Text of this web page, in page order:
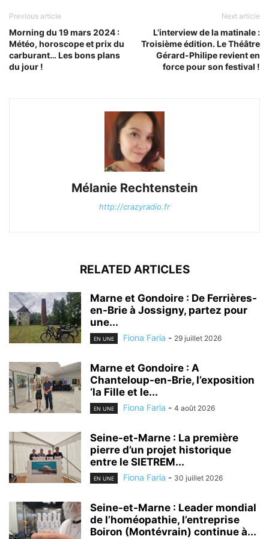
Previous article
Morning du 19 mars 2024 :
Météo, horoscope et prix du
carburant… Les bons plans
du jour !
Next article
L’interview de la matinale :
Troisième édition. Le Théâtre
Gérard-Philipe revient en
force pour son festival !
Mélanie Rechtenstein
http://crazyradio.fr
RELATED ARTICLES
Marne et Gondoire : De Ferrières-
en-Brie à Jossigny, partez pour
une...
EN UNE Fiona Faria - 29 juillet 2026
Marne et Gondoire : A
Chanteloup-en-Brie, l’exposition
‘la Fille et le...
EN UNE Fiona Faria - 4 août 2026
Seine-et-Marne : La première
pierre d’un projet historique
entre le SIETREM...
EN UNE Fiona Faria - 30 juillet 2026
Seine-et-Marne : Leader mondial
de l’homéopathie, l’entreprise
Boiron (Montévrain) continue à...